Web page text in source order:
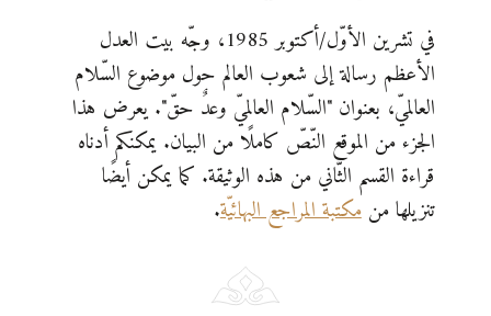
في تشرين الأوّل/أكتوبر 1985، وجّه بيت العدل
الأعظم رسالة إلى شعوب العالم حول موضوع السّلام
العالميّ، بعنوان "السّلام العالميّ وعدٌ حقّ". يعرض هذا
الجزء من الموقع النّصّ كاملًا من البيان. يمكنكم أدناه
قراءة القسم الثّاني من هذه الوثيقة. كما يمكن أيضًا
تنزيلها منمكتبة المراجع البهائيّة.